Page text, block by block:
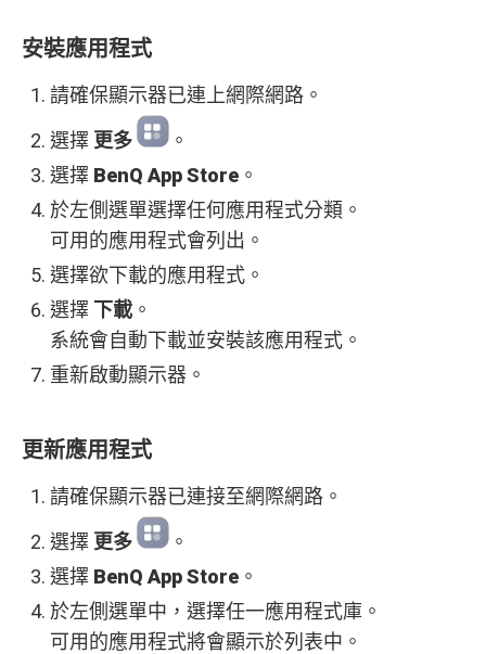
安裝應用程式
請確保顯示器已連上網際網路。
選擇 更多
。
選擇 BenQ App Store 。
於左側選單選擇任何應用程式分類。
可用的應用程式會列出。
選擇欲下載的應用程式。
選擇 下載 。
系統會自動下載並安裝該應用程式。
重新啟動顯示器。
更新應用程式
請確保顯示器已連接至網際網路。
選擇 更多
。
選擇 BenQ App Store 。
於左側選單中，選擇任一應用程式庫。
可用的應用程式將會顯示於列表中。